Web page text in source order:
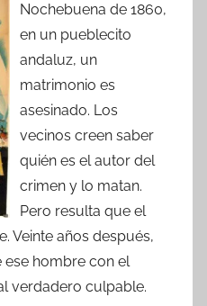
Nochebuena de 1860,
en un pueblecito
andaluz, un
matrimonio es
asesinado. Los
vecinos creen saber
quién es el autor del
crimen y lo matan.
Pero resulta que el
Veinte años después,
ese hombre con el
verdadero culpable.